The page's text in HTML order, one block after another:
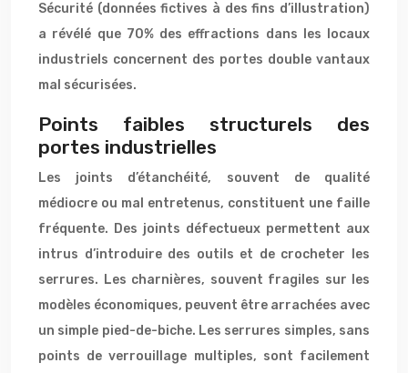
Sécurité (données fictives à des fins d’illustration)
a révélé que 70% des effractions dans les locaux
industriels concernent des portes double vantaux
mal sécurisées.
Points faibles structurels des
portes industrielles
Les joints d’étanchéité, souvent de qualité
médiocre ou mal entretenus, constituent une faille
fréquente. Des joints défectueux permettent aux
intrus d’introduire des outils et de crocheter les
serrures. Les charnières, souvent fragiles sur les
modèles économiques, peuvent être arrachées avec
un simple pied-de-biche. Les serrures simples, sans
points de verrouillage multiples, sont facilement